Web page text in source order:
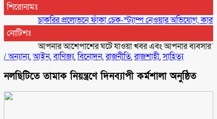
শিরোনামঃ
চাকরির প্রলোভনে ফাঁকা চেক-স্ট্যাম্প নেওয়ার অভিযোগ, কারারক্ষীর
নোটিশঃ
আপনার আশেপাশের ঘটে যাওয়া খবর এবং আপনার ব্যবসার
/অন্যান্য,আইন,বাণিজ্য,বিনোদন,রাজনীতি,রাজশাহী,সাহিত্য
নলছিটিতে তামাক নিয়ন্ত্রণে দিনব্যাপী কর্মশালা অনুষ্ঠিত